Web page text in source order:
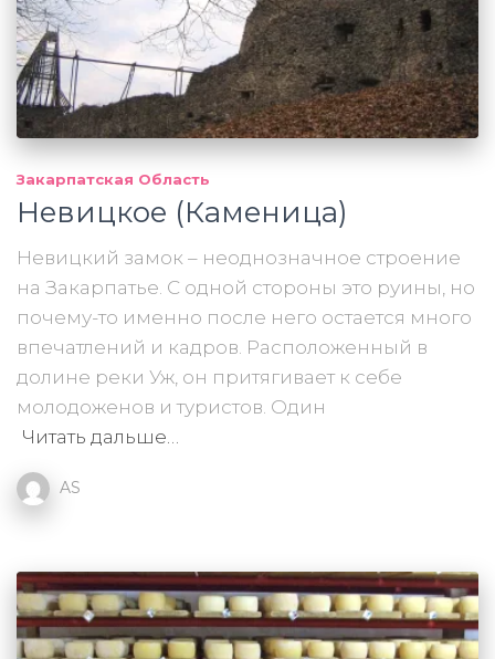
Закарпатская Область
Невицкое (Каменица)
Невицкий замок – неоднозначное строение
на Закарпатье. С одной стороны это руины, но
почему-то именно после него остается много
впечатлений и кадров. Расположенный в
долине реки Уж, он притягивает к себе
молодоженов и туристов. Один
Читать дальше…
AS